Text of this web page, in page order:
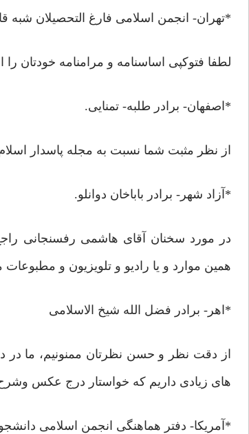
*تهران- انجمن اسلامی فارغ التحصیلان شبه
لطفا فتوکپی اساسنامه و مرامنامه خودتان
*اصفهان- برادر طلبه- تمنایی.
از نظر مثبت شما نسبت به مجله پاسدار
*آزاد شهر- برادر باباخان دوانلو.
در مورد سخنان آقای هاشمی رفسنجانی راجع
همین موارد و یا رادیو و تلویزیون و مطبوعات
*اهر- برادر فضل الله شیخ الاسلامی
از دقت نظر و حسن نظرتان ممنونیم، ما
های زیادی داریم که خواستار درج عکس
*آمریکا- دفتر هماهنگی انجمن اسلامی